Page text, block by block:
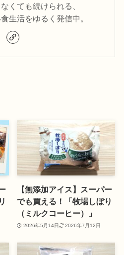
くても続けられる、
生活をゆるく発信中。
【無添加アイス】スーパー
でも買える！「牧場しぼり
（ミルクコーヒー）」
2026年5月14日 2026年7月12日